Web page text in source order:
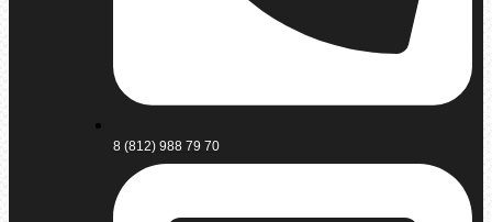
8 (812) 988 79 70